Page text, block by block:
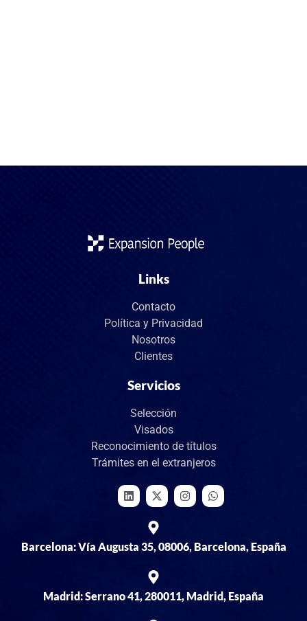
Links
Contacto
Política y Privacidad
Nosotros
Clientes
Servicios
Selección
Visados
Reconocimiento de títulos
Trámites en el extranjeros
Barcelona: Vía Augusta 35, 08006, Barcelona, España
Madrid: Serrano 41, 280011, Madrid, España